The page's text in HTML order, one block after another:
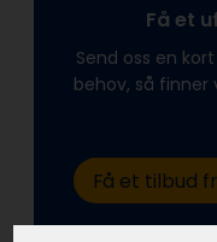
Få et
Send oss en
behov, så
Få et tilbud